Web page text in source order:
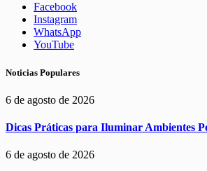
Facebook
Instagram
WhatsApp
YouTube
Noticias Populares
6 de agosto de 2026
Dicas Práticas para Iluminar Ambientes
6 de agosto de 2026